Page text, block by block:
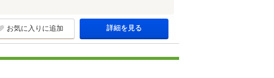
お気に入りに追加 詳細を見る